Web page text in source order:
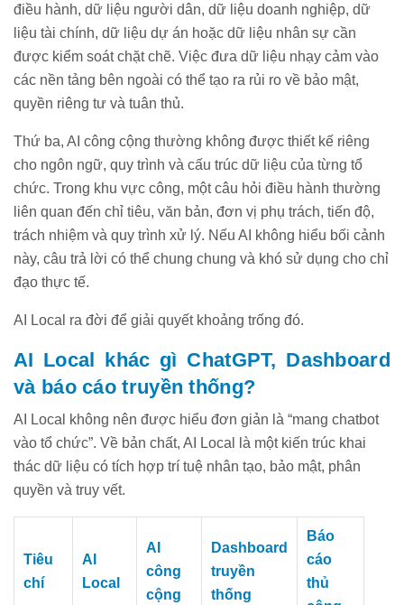
điều hành, dữ liệu người dân, dữ liệu doanh nghiệp, dữ
liệu tài chính, dữ liệu dự án hoặc dữ liệu nhân sự cần
được kiểm soát chặt chẽ. Việc đưa dữ liệu nhạy cảm vào
các nền tảng bên ngoài có thể tạo ra rủi ro về bảo mật,
quyền riêng tư và tuân thủ.
Thứ ba, AI công cộng thường không được thiết kế riêng
cho ngôn ngữ, quy trình và cấu trúc dữ liệu của từng tổ
chức. Trong khu vực công, một câu hỏi điều hành thường
liên quan đến chỉ tiêu, văn bản, đơn vị phụ trách, tiến độ,
trách nhiệm và quy trình xử lý. Nếu AI không hiểu bối cảnh
này, câu trả lời có thể chung chung và khó sử dụng cho chỉ
đạo thực tế.
AI Local ra đời để giải quyết khoảng trống đó.
AI Local khác gì ChatGPT, Dashboard
và báo cáo truyền thống?
AI Local không nên được hiểu đơn giản là “mang chatbot
vào tổ chức”. Về bản chất, AI Local là một kiến trúc khai
thác dữ liệu có tích hợp trí tuệ nhân tạo, bảo mật, phân
quyền và truy vết.
Tiêu
chí
AI
Local
AI
công
cộng
Dashboard
truyền
thống
Báo
cáo
thủ